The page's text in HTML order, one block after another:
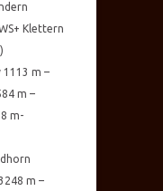
Klettern
1113 m –
m –
m-
m –